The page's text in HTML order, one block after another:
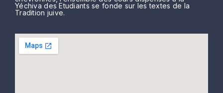
Yéchiva des Etudiants se fonde sur les textes de la
Tradition juive.